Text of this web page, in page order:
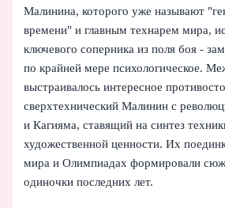
Малинина, которого уже называют
времени" и главным технарем мира,
ключевого соперника из поля боя -
по крайней мере психологическое.
выстраивалось интересное
сверхтехнический Малинин с
и Кагияма, ставящий на синтез
художественной ценности. Их
мира и Олимпиадах формировали
одиночки последних лет.